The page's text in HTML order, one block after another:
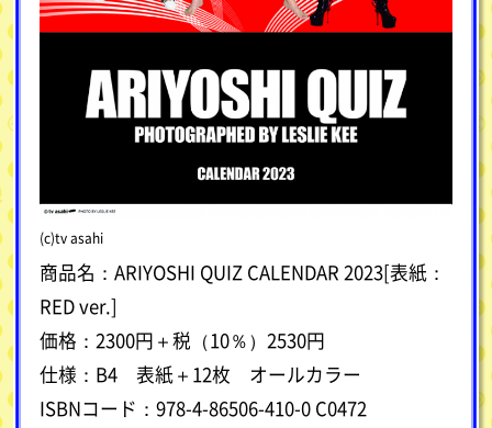
(c)tv asahi
商品名：ARIYOSHI QUIZ CALENDAR 2023[表紙：
RED ver.]
価格：2300円＋税（10％）2530円
仕様：B4 表紙＋12枚 オールカラー
ISBNコード：978-4-86506-410-0 C0472